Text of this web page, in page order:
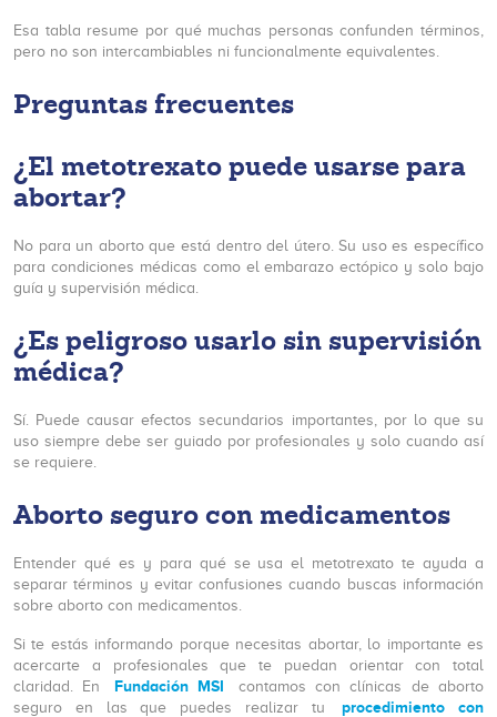
Esa tabla resume por qué muchas personas confunden términos,
pero no son intercambiables ni funcionalmente equivalentes.
Preguntas frecuentes
¿El metotrexato puede usarse para
abortar?
No para un aborto que está dentro del útero. Su uso es específico
para condiciones médicas como el embarazo ectópico y solo bajo
guía y supervisión médica.
¿Es peligroso usarlo sin supervisión
médica?
Sí. Puede causar efectos secundarios importantes, por lo que su
uso siempre debe ser guiado por profesionales y solo cuando así
se requiere.
Aborto seguro con medicamentos
Entender qué es y para qué se usa el metotrexato te ayuda a
separar términos y evitar confusiones cuando buscas información
sobre aborto con medicamentos.
Si te estás informando porque necesitas abortar, lo importante es
acercarte a profesionales que te puedan orientar con total
claridad. En
Fundación MSI
contamos con clínicas de aborto
seguro en las que puedes realizar tu
procedimiento con